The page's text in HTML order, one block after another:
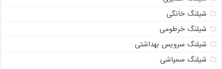
شیلنگ خانگی
شیلنگ خرطومی
شیلنگ سرویس بهداشتی
شیلنگ سمپاشی